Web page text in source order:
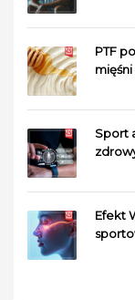
PTF
Sport
Efekt